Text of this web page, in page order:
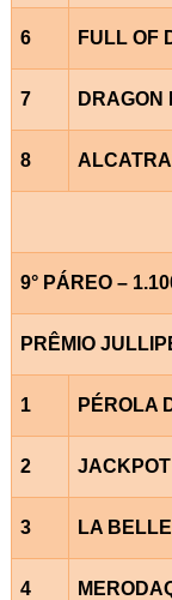
6 FULL OF
7 DRAGON
8
9° PÁREO –
PRÊMIO
1 PÉROLA
2
3 LA
4